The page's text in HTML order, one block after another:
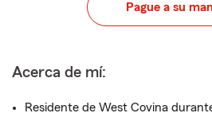
Pague a su
Acerca de mí:
Residente de West Covina